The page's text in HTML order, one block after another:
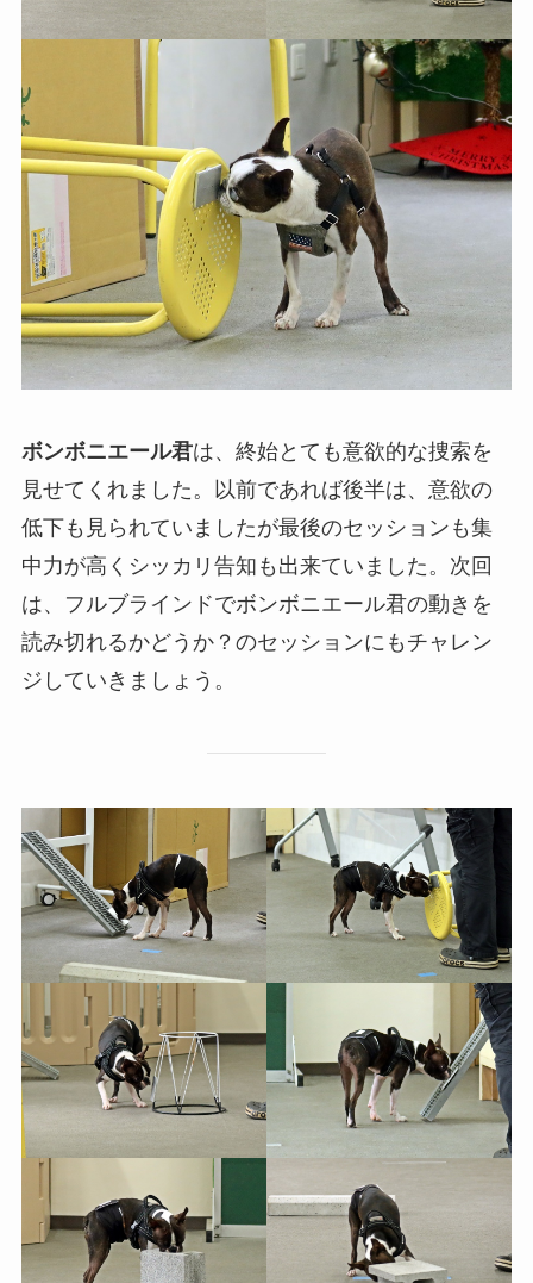
ボンボニエール君は、終始とても意欲的な捜索を
見せてくれました。以前であれば後半は、意欲の
低下も見られていましたが最後のセッションも集
中力が高くシッカリ告知も出来ていました。次回
は、フルブラインドでボンボニエール君の動きを
読み切れるかどうか？のセッションにもチャレン
ジしていきましょう。